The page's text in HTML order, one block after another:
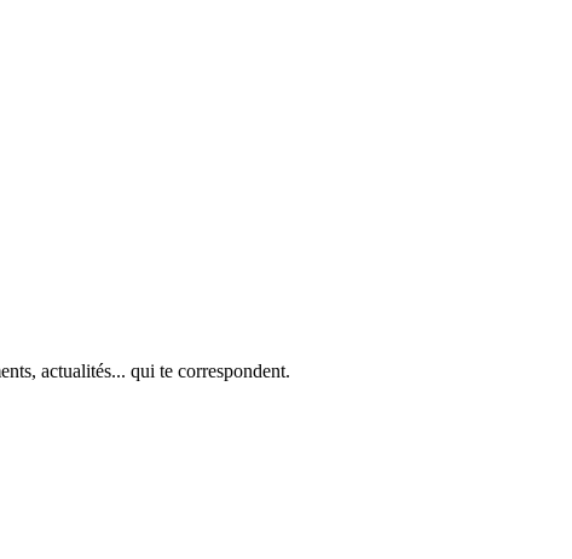
actualités... qui te correspondent.